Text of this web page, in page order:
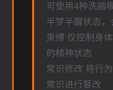
可使用4种洗脑
半梦半醒状态
束缚 仅控制身
的精神状态
常识修改 将行
常识进行篡改